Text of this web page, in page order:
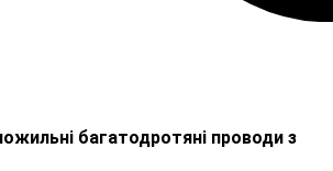
багатодротяні проводи з